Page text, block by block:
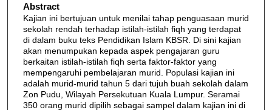
Abstract
Kajian ini bertujuan untuk menilai tahap penguasaan murid
sekolah rendah terhadap istilah-istilah fiqh yang terdapat
di dalam buku teks Pendidikan Islam KBSR. Di sini kajian
akan menumpukan kepada aspek pengajaran guru
berkaitan istilah-istilah fiqh serta faktor-faktor yang
mempengaruhi pembelajaran murid. Populasi kajian ini
adalah murid-murid tahun 5 dari tujuh buah sekolah dalam
Zon Pudu, Wilayah Persekutuan Kuala Lumpur. Seramai
350 orang murid dipilih sebagai sampel dalam kajian ini di